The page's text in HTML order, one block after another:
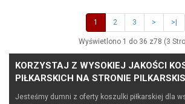
1 2 3 > >|
Wyświetlono 1 do 36 z78 (3
KORZYSTAJ Z WYSOKIEJ JAKOŚCI
PIŁKARSKICH NA STRONIE
Jesteśmy dumni z oferty koszulki piłkarskiej dla